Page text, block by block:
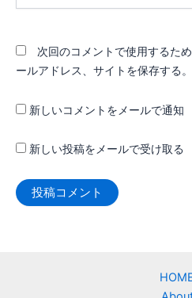
次回のコメントで使用するた
ールアドレス、サイトを保存する。
新しいコメントをメールで通知
新しい投稿をメールで受け取る